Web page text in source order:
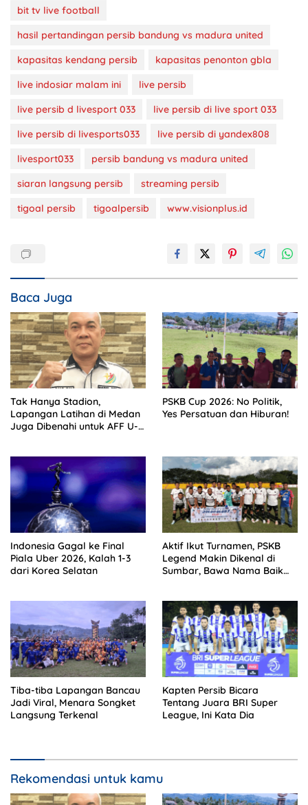
bit tv live football
hasil pertandingan persib bandung vs madura united
kapasitas kendang persib
kapasitas penonton gbla
live indosiar malam ini
live persib
live persib d livesport 033
live persib di live sport 033
live persib di livesports033
live persib di yandex808
livesport033
persib bandung vs madura united
siaran langsung persib
streaming persib
tigoal persib
tigoalpersib www.visionplus.id
Baca Juga
Tak Hanya Stadion,
Lapangan Latihan di Medan
Juga Dibenahi untuk AFF U-
PSKB Cup 2026: No Politik,
Yes Persatuan dan Hiburan!
Indonesia Gagal ke Final
Piala Uber 2026, Kalah 1-3
dari Korea Selatan
Aktif Ikut Turnamen, PSKB
Legend Makin Dikenal di
Sumbar, Bawa Nama Baik
Tiba-tiba Lapangan Bancau
Jadi Viral, Menara Songket
Langsung Terkenal
Kapten Persib Bicara
Tentang Juara BRI Super
League, Ini Kata Dia
Rekomendasi untuk kamu